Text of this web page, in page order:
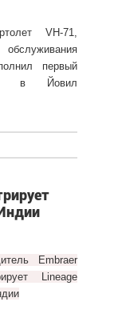
VH-71,
первый
в Йовил
Embraer
Lineage